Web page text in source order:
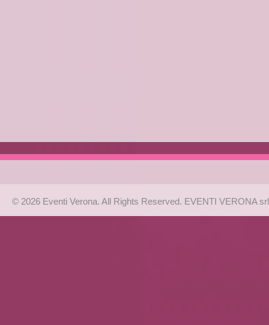
© 2026 Eventi Verona. All Rights Reserved. EVENTI VERONA